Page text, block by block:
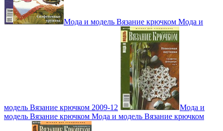
Мода и модель Вязание крючком Мода и
модель Вязание крючком 2009-12
Мода и
модель Вязание крючком Мода и модель Вязание крючком